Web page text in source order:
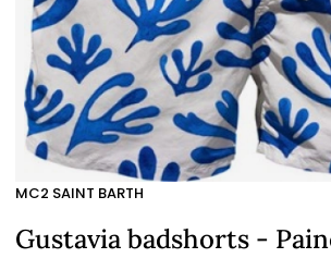
MC2 SAINT BARTH
Gustavia badshorts -